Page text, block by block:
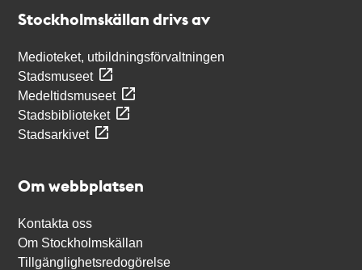
Stockholmskällan drivs av
Medioteket, utbildningsförvaltningen
Stadsmuseet
Medeltidsmuseet
Stadsbiblioteket
Stadsarkivet
Om webbplatsen
Kontakta oss
Om Stockholmskällan
Tillgänglighetsredogörelse